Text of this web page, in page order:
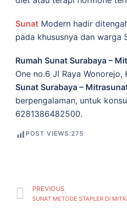
Sunat Modern hadir
pada khususnya dan warga
Rumah Sunat Surabaya –
One no.6 Jl Raya
Sunat Surabaya –
berpengalaman, untuk
6281386482500.
POST VIEWS:275
PREVIOUS